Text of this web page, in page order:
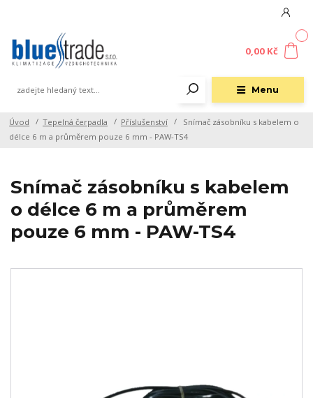
Menu
0,00 Kč
Úvod Tepelná čerpadla Příslušenství
Snímač zásobníku s kabelem o
délce 6 m a průměrem pouze 6 mm - PAW-TS4
Snímač zásobníku s kabelem
o délce 6 m a průměrem
pouze 6 mm - PAW-TS4